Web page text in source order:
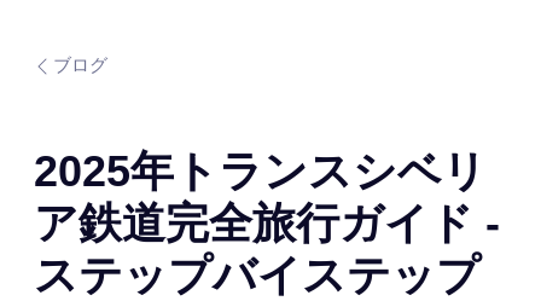
ブログ
2025年トランスシベリ
ア鉄道完全旅行ガイド -
ステップバイステップ